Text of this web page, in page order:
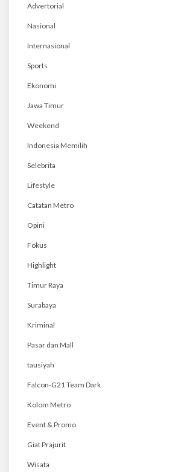
Advertorial
Nasional
Internasional
Sports
Ekonomi
Jawa Timur
Weekend
Indonesia Memilih
Selebrita
Lifestyle
Catatan Metro
Opini
Fokus
Highlight
Timur Raya
Surabaya
Kriminal
Pasar dan Mall
tausiyah
Falcon-G21 Team Dark
Kolom Metro
Event & Promo
Giat Prajurit
Wisata